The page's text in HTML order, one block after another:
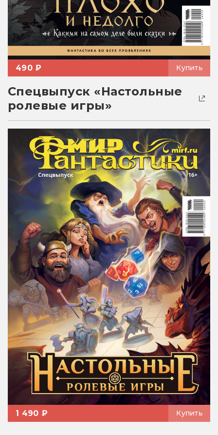
490 ₽ Купить
Спецвыпуск «Настольные
ролевые игры»
1 490 ₽ Купить